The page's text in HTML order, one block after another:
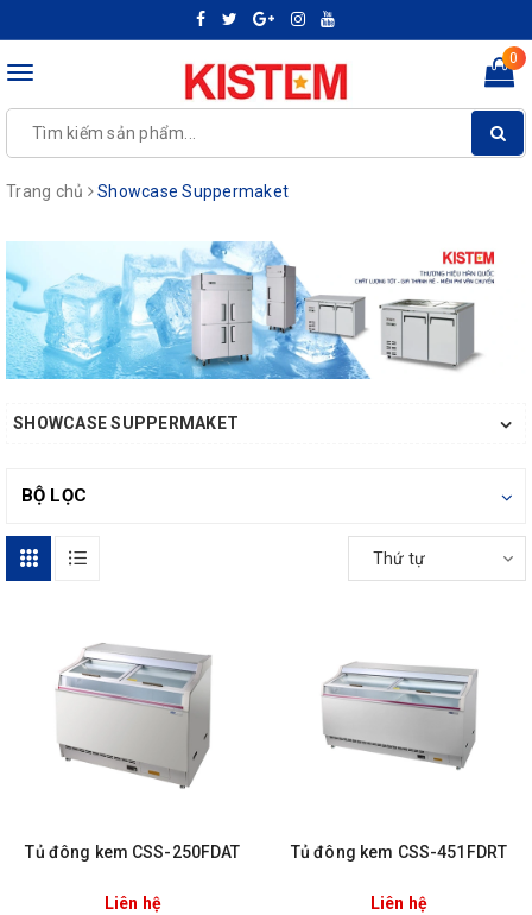
Toggle
0
Trang chủ Showcase Suppermaket
SHOWCASE SUPPERMAKET
BỘ LỌC
Thứ tự
Tủ đông kem CSS-250FDAT
Liên hệ
Tủ đông kem CSS-451FDRT
Liên hệ